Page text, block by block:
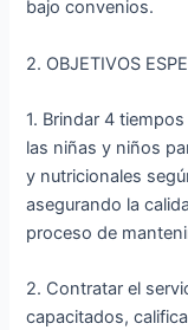
bajo convenios.
2. OBJETIVOS
1. Brindar 4
las niñas y niños
y nutricionales
asegurando la
proceso de
2. Contratar el
capacitados,